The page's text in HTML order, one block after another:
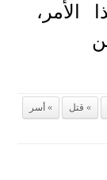
الأمر،
قتل
أسر